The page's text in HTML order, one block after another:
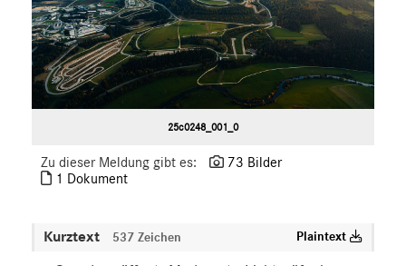
25c0248_001_0
Zu dieser Meldung gibt es:
73 Bilder
1 Dokument
Kurztext 537 Zeichen Plaintext